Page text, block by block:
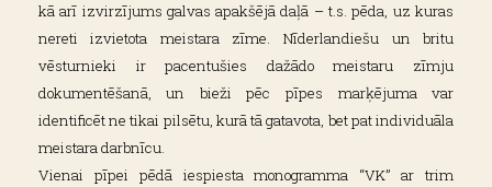
kā arī izvirzījums galvas apakšējā daļā – t.s. pēda, uz kuras
nereti izvietota meistara zīme. Nīderlandiešu un britu
vēsturnieki ir pacentušies dažādo meistaru zīmju
dokumentēšanā, un bieži pēc pīpes marķējuma var
identificēt ne tikai pilsētu, kurā tā gatavota, bet pat individuāla
meistara darbnīcu.
Vienai pīpei pēdā iespiesta monogramma “VK” ar trim